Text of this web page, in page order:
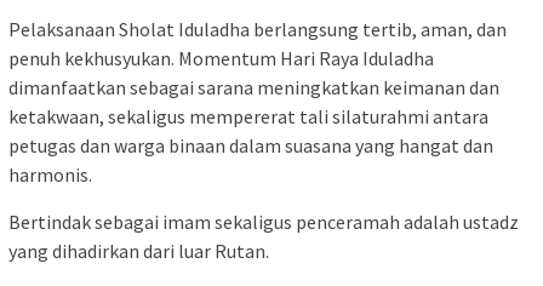
Pelaksanaan Sholat Iduladha berlangsung tertib, aman, dan
penuh kekhusyukan. Momentum Hari Raya Iduladha
dimanfaatkan sebagai sarana meningkatkan keimanan dan
ketakwaan, sekaligus mempererat tali silaturahmi antara
petugas dan warga binaan dalam suasana yang hangat dan
harmonis.
Bertindak sebagai imam sekaligus penceramah adalah ustadz
yang dihadirkan dari luar Rutan.